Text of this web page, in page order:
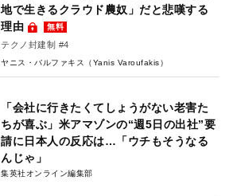
地で生きるクラウド農奴」だと悲嘆する
理由
無料
テクノ封建制 #4
ヤニス・バルファキス（Yanis Varoufakis）
「会社に行きたくてしょうがない老害た
ちが喜ぶ」米アマゾンの“週5日の出社”要
請に日本人の反応は…「ウチもそうなる
んじゃ」
集英社オンライン編集部